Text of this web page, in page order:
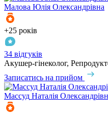
Малова Юлія Олександрівна
+25 років
34 відгуків
Акушер-гінеколог,
Записатись на прийом
Массуд Наталія